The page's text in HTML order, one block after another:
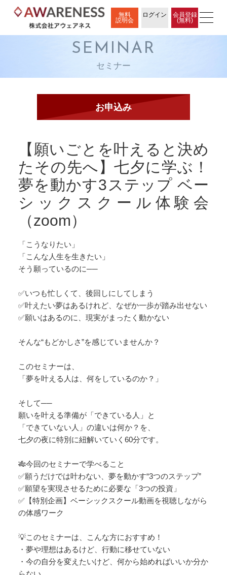
無料
説明会
ログイン
会員登録
(無料)
SEMINAR
セミナー
【願いごとを叶えると決め
たその先へ】七夕に学ぶ！
夢を動かす3ステップ ベー
シックスクール体験会
（zoom）
「こうなりたい」
「こんな人生を生きたい」
そう願っているのに──
✅いつも忙しくて、後回しにしてしまう
✅叶えたい夢はあるけれど、なぜか一歩が踏み出せない
✅願いはあるのに、現実がまったく動かない
そんな“もどかしさ”を感じていませんか？
このセミナーは、
「夢を叶える人は、何をしているのか？」
そして──
願いを叶える準備が「できている人」と
「できていない人」の違いは何か？を、
七夕の夜に特別に紐解いていく60分です。
🎋今回のセミナーで学べること
✅願うだけでは叶わない、夢を動かす“3つのステップ”
✅願望を実現させるために必要な「3つの投資」
✅【特別企画】ベーシックスクール動画を視聴しながら
の体感ワーク
💡このセミナーは、こんな方におすすめ！
・夢や理想はあるけど、行動に移せていない
・今の自分を変えたいけど、何から始めればいいか分か